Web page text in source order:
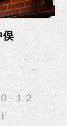
俣
−１２